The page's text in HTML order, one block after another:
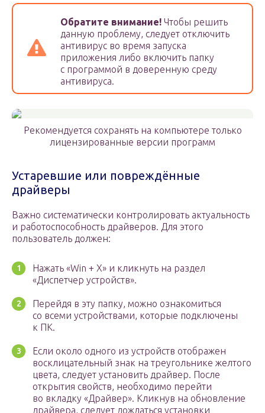
Обратите внимание! Чтобы решить
данную проблему, следует отключить
антивирус во время запуска
приложения либо включить папку
с программой в доверенную среду
антивируса.
Рекомендуется сохранять на компьютере только
лицензированные версии программ
Устаревшие или повреждённые
драйверы
Важно систематически контролировать актуальность
и работоспособность драйверов. Для этого
пользователь должен:
Нажать «Win + X» и кликнуть на раздел
«Диспетчер устройств».
Перейдя в эту папку, можно ознакомиться
со всеми устройствами, которые подключены
к ПК.
Если около одного из устройств отображен
восклицательный знак на треугольнике желтого
цвета, следует установить драйвер. После
открытия свойств, необходимо перейти
во вкладку «Драйвер». Кликнув на обновление
драйвера, следует дождаться установки